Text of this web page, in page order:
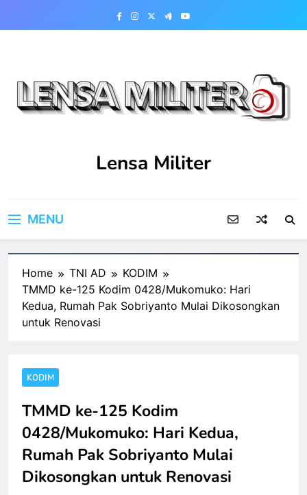
Lensa Militer
MENU
Home TNI AD
KODIM
TMMD ke-125 Kodim 0428/Mukomuko: Hari
Kedua, Rumah Pak Sobriyanto Mulai Dikosongkan
untuk Renovasi
KODIM
TMMD ke-125 Kodim
0428/Mukomuko: Hari Kedua,
Rumah Pak Sobriyanto Mulai
Dikosongkan untuk Renovasi